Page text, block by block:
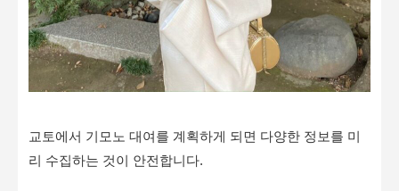
교토에서 기모노 대여를 계획하게 되면 다양한 정보를 미
리 수집하는 것이 안전합니다.